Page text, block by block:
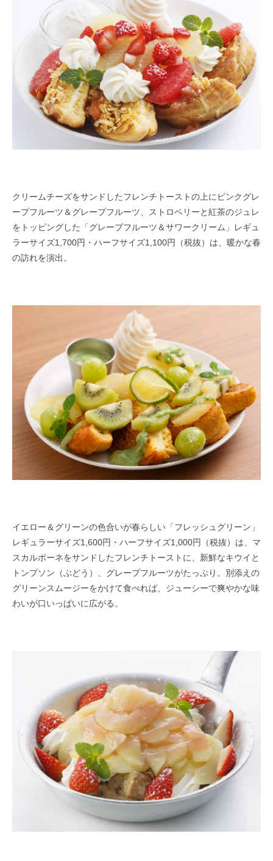
クリームチーズをサンドしたフレンチトーストの上にピンクグレ
ープフルーツ＆グレープフルーツ、ストロベリーと紅茶のジュレ
をトッピングした「グレープフルーツ＆サワークリーム」レギュ
ラーサイズ1,700円・ハーフサイズ1,100円（税抜）は、暖かな春
の訪れを演出。
イエロー＆グリーンの色合いが春らしい「フレッシュグリーン」
レギュラーサイズ1,600円・ハーフサイズ1,000円（税抜）は、マ
スカルポーネをサンドしたフレンチトーストに、新鮮なキウイと
トンプソン（ぶどう）、グレープフルーツがたっぷり。別添えの
グリーンスムージーをかけて食べれば、ジューシーで爽やかな味
わいが口いっぱいに広がる。